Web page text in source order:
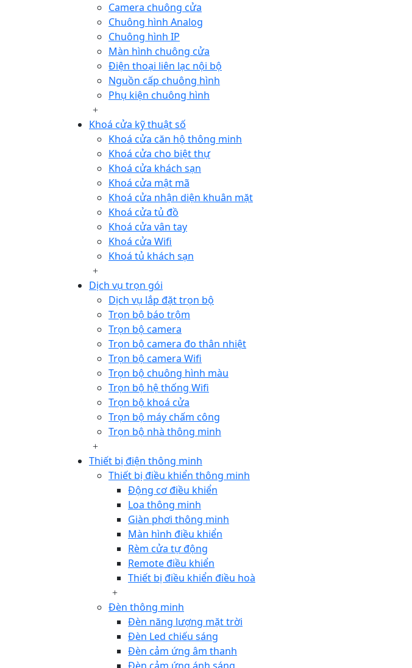
Camera chuông cửa
Chuông hình Analog
Chuông hình IP
Màn hình chuông cửa
Điện thoại liên lạc nội bộ
Nguồn cấp chuông hình
Phụ kiện chuông hình
Khoá cửa kỹ thuật số
Khoá cửa căn hộ thông minh
Khoá cửa cho biệt thự
Khoá cửa khách sạn
Khoá cửa mật mã
Khoá cửa nhận diện khuân mặt
Khoá cửa tủ đồ
Khoá cửa vân tay
Khoá cửa Wifi
Khoá tủ khách sạn
Dịch vụ trọn gói
Dịch vụ lắp đặt trọn bộ
Trọn bộ báo trộm
Trọn bộ camera
Trọn bộ camera đo thân nhiệt
Trọn bộ camera Wifi
Trọn bộ chuông hình màu
Trọn bộ hệ thống Wifi
Trọn bộ khoá cửa
Trọn bộ máy chấm công
Trọn bộ nhà thông minh
Thiết bị điện thông minh
Thiết bị điều khiển thông minh
Động cơ điều khiển
Loa thông minh
Giàn phơi thông minh
Màn hình điều khiển
Rèm cửa tự động
Remote điều khiển
Thiết bị điều khiển điều hoà
Đèn thông minh
Đèn năng lượng mặt trời
Đèn Led chiếu sáng
Đèn cảm ứng âm thanh